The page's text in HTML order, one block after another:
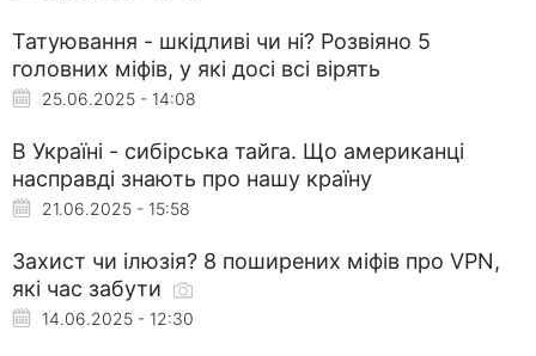
Татуювання - шкідливі чи ні? Розвіяно 5
головних міфів, у які досі всі вірять
25.06.2025 - 14:08
В Україні - сибірська тайга. Що американці
насправді знають про нашу країну
21.06.2025 - 15:58
Захист чи ілюзія? 8 поширених міфів про VPN,
які час забути
14.06.2025 - 12:30